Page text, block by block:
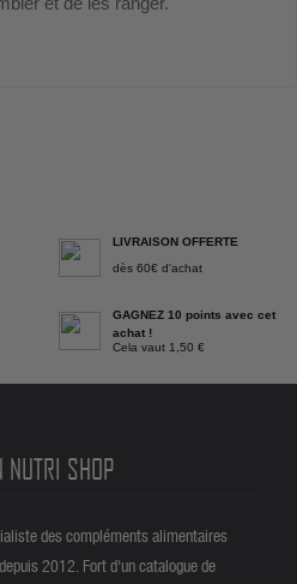
LIVRAISON OFFERTE
dès 60€ d'achat
GAGNEZ 10 points avec cet
achat !
Cela vaut 1,50 €
NUTRI SHOP
des compléments alimentaires
2012. Fort d'un catalogue de